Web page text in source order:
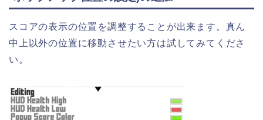
スコアの表示の位置を調整することが出来ます。真ん
中上以外の位置に移動させたい方は試してみてくださ
い。